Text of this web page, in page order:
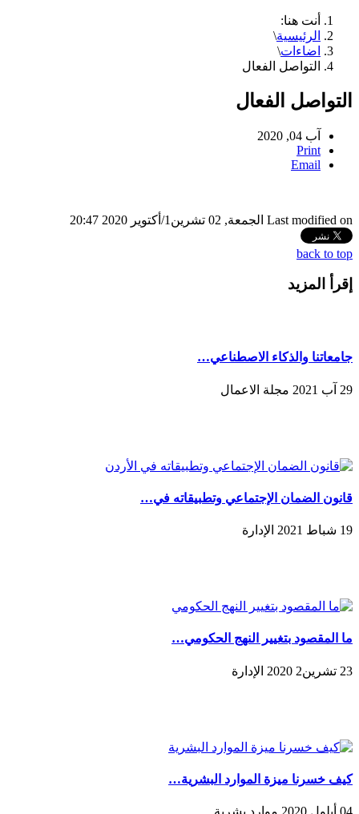
أنت هنا:
الرئيسية\
اضاءات\
التواصل الفعال
التواصل الفعال
آب 04, 2020
Print
Email
Last modified on الجمعة, 02 تشرين1/أكتوير 2020 20:47
back to top
إقرأ المزيد
جامعاتنا والذكاء الاصطناعي…
29 آب 2021 مجلة الاعمال
قانون الضمان الإجتماعي وتطبيقاته في…
19 شباط 2021 الإدارة
ما المقصود بتغيير النهج الحكومي…
23 تشرين2 2020 الإدارة
كيف خسرنا ميزة الموارد البشرية…